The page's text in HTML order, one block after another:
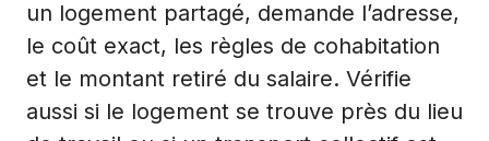
un logement partagé, demande l’adresse,
le coût exact, les règles de cohabitation
et le montant retiré du salaire. Vérifie
aussi si le logement se trouve près du lieu